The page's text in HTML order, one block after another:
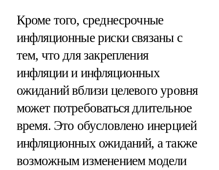
Кроме того, среднесрочные
инфляционные риски связаны с
тем, что для закрепления
инфляции и инфляционных
ожиданий вблизи целевого уровня
может потребоваться длительное
время. Это обусловлено инерцией
инфляционных ожиданий, а также
возможным изменением модели